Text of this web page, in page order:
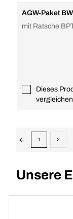
AGW-Paket
mit Ratsche
Dieses
vergleichen
1 2
Unsere